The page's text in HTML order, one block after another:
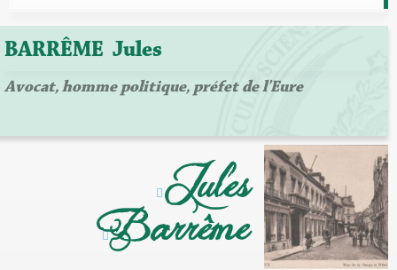
BARRÊME Jules
Avocat, homme politique, préfet de l’Eure
Jules
Barrême